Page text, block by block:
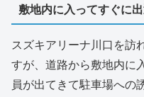
敷地内に入ってすぐに
スズキアリーナ川口を訪
すが、道路から敷地内に
員が出てきて駐車場への